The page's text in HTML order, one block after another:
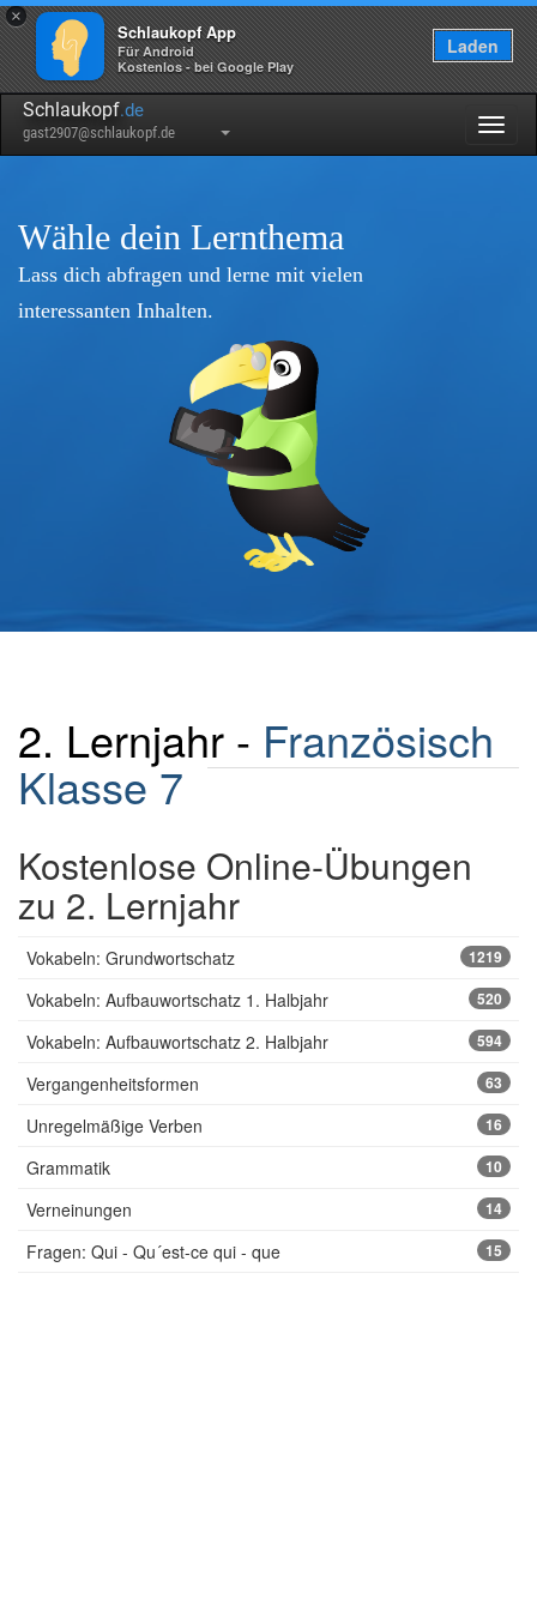
×
Schlaukopf App
Für Android
Kostenlos - bei Google Play
Laden
Schlaukopf.de
gast2907@schlaukopf.de
Wähle dein Lernthema
Lass dich abfragen und lerne mit vielen
interessanten Inhalten.
2. Lernjahr - Französisch
Klasse 7
Kostenlose Online-Übungen
zu 2. Lernjahr
Vokabeln: Grundwortschatz 1219
Vokabeln: Aufbauwortschatz 1. Halbjahr 520
Vokabeln: Aufbauwortschatz 2. Halbjahr 594
Vergangenheitsformen 63
Unregelmäßige Verben 16
Grammatik 10
Verneinungen 14
Fragen: Qui - Qu´est-ce qui - que 15